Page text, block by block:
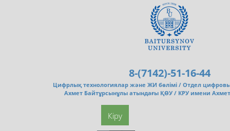
8-(7142)-51-16-44
Цифрлық технологиялар және ЖИ бөлімі / Отдел
Ахмет Байтұрсынұлы атындағы ҚӨУ / КРУ имени
Кіру